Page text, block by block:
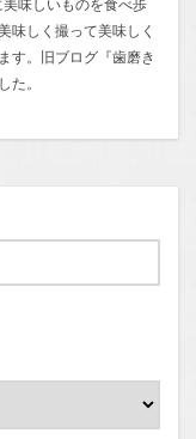
味しいものを食べ歩
味しく撮って美味しく
す。旧ブログ『歯磨き
た。